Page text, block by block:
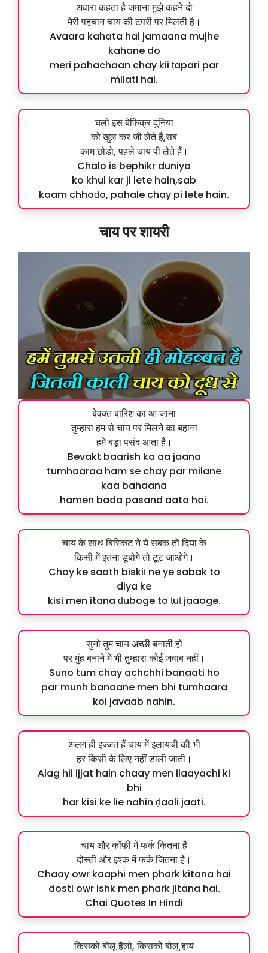
अवारा कहता है जमाना मुझे कहने दो
मेरी पहचान चाय की टपरी पर मिलती है।
Avaara kahata hai jamaana mujhe
kahane do
meri pahachaan chay kii ṭapari par
milati hai.
चलो इस बेफिक्र दुनिया
को खुल कर जी लेते हैं,सब
काम छोडो, पहले चाय पी लेते हैं।
Chalo is bephikr duniya
ko khul kar ji lete hain,sab
kaam chhoḍo, pahale chay pi lete hain.
चाय पर शायरी
बेवक्त बारिश का आ जाना
तुम्हारा हम से चाय पर मिलने का बहाना
हमें बड़ा पसंद आता है।
Bevakt baarish ka aa jaana
tumhaaraa ham se chay par milane
kaa bahaana
hamen bada pasand aata hai.
चाय के साथ बिस्किट ने ये सबक तो दिया के
किसी में इतना डूबोगे तो टूट जाओगे।
Chay ke saath biskiṭ ne ye sabak to
diya ke
kisi men itana ḍuboge to ṭuṭ jaaoge.
सुनो तुम चाय अच्छी बनाती हो
पर मुंह बनाने में भी तुम्हारा कोई जवाब नहीं।
Suno tum chay achchhi banaati ho
par munh banaane men bhi tumhaara
koi javaab nahin.
अलग ही इज्जत हैं चाय में इलायची की भी
हर किसी के लिए नहीं डाली जाती।
Alag hii ijjat hain chaay men ilaayachi ki
bhi
har kisi ke lie nahin ḍaali jaati.
चाय और कॉफी में फर्क कितना है
दोस्ती और इश्क में फर्क जितना है।
Chaay owr kaaphi men phark kitana hai
dosti owr ishk men phark jitana hai.
Chai Quotes In Hindi
किसको बोलूं हैलो, किसको बोलूं हाय